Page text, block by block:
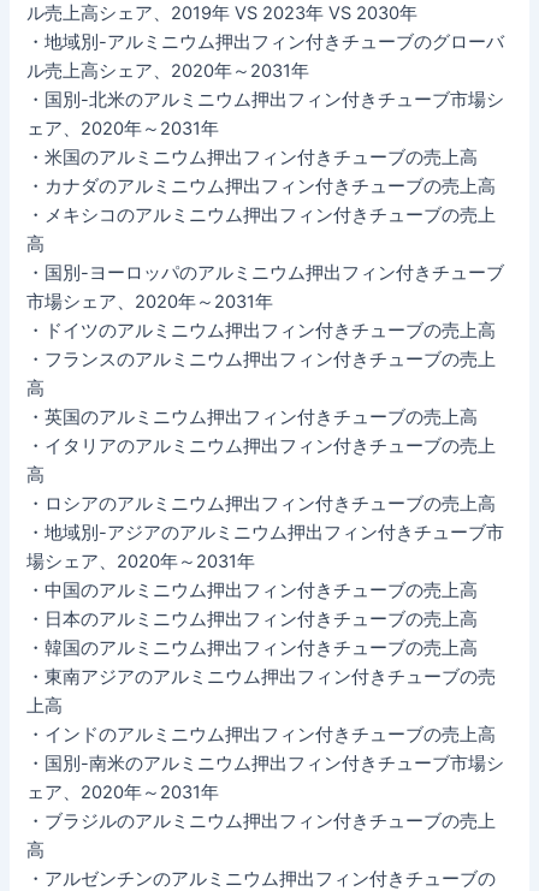
ル売上高シェア、2019年 VS 2023年 VS 2030年
・地域別-アルミニウム押出フィン付きチューブのグローバ
ル売上高シェア、2020年～2031年
・国別-北米のアルミニウム押出フィン付きチューブ市場シ
ェア、2020年～2031年
・米国のアルミニウム押出フィン付きチューブの売上高
・カナダのアルミニウム押出フィン付きチューブの売上高
・メキシコのアルミニウム押出フィン付きチューブの売上
高
・国別-ヨーロッパのアルミニウム押出フィン付きチューブ
市場シェア、2020年～2031年
・ドイツのアルミニウム押出フィン付きチューブの売上高
・フランスのアルミニウム押出フィン付きチューブの売上
高
・英国のアルミニウム押出フィン付きチューブの売上高
・イタリアのアルミニウム押出フィン付きチューブの売上
高
・ロシアのアルミニウム押出フィン付きチューブの売上高
・地域別-アジアのアルミニウム押出フィン付きチューブ市
場シェア、2020年～2031年
・中国のアルミニウム押出フィン付きチューブの売上高
・日本のアルミニウム押出フィン付きチューブの売上高
・韓国のアルミニウム押出フィン付きチューブの売上高
・東南アジアのアルミニウム押出フィン付きチューブの売
上高
・インドのアルミニウム押出フィン付きチューブの売上高
・国別-南米のアルミニウム押出フィン付きチューブ市場シ
ェア、2020年～2031年
・ブラジルのアルミニウム押出フィン付きチューブの売上
高
・アルゼンチンのアルミニウム押出フィン付きチューブの